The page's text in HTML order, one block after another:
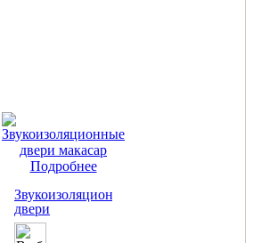
Подробнее
Звукоизоляционные
двери